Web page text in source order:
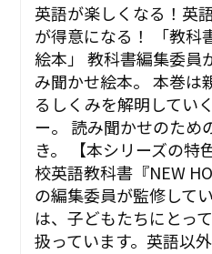
英語が楽しくなる！英
が得意になる！ 「教科
絵本」 教科書編集委員
み聞かせ絵本。 本巻は
るしくみを解明してい
ー。 読み聞かせのため
き。 【本シリーズの特
校英語教科書『NEW
の編集委員が監修して
は、子どもたちにとっ
扱っています。英語以